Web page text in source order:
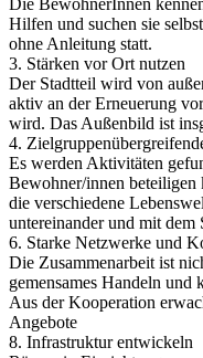
Hilfen und suchen sie
ohne Anleitung statt.
3. Stärken vor Ort nutzen
Der Stadtteil wird von
aktiv an der Erneuerung
wird. Das Außenbild ist
4.
Es werden Aktivitäten
Bewohner/innen
die verschiedene
untereinander und mit dem
6. Starke Netzwerke und
Die Zusammenarbeit ist
gemensames Handeln und
Aus der Kooperation
Angebote
8. Infrastruktur entwickeln